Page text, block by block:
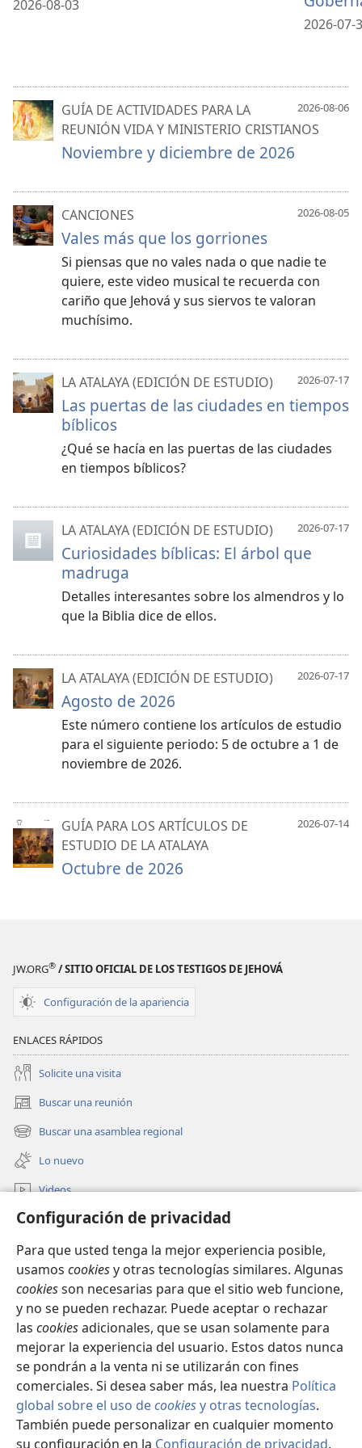
Configuración de privacidad
Para que usted tenga la mejor experiencia posible,
usamos cookiesy otras tecnologías similares. Algunas
cookiesson necesarias para que el sitio web funcione,
y no se pueden rechazar. Puede aceptar o rechazar
las cookiesadicionales, que se usan solamente para
mejorar la experiencia del usuario. Estos datos nunca
se pondrán a la venta ni se utilizarán con fines
comerciales. Si desea saber más, lea nuestra Política
global sobre el uso decookiesy otras tecnologías.
También puede personalizar en cualquier momento
su configuración en la Configuración de privacidad.
2026-08-03
2026-07-
2026-08-06
GUÍA DE ACTIVIDADES PARA LA
REUNIÓN VIDA Y MINISTERIO CRISTIANOS
Noviembre y diciembre de 2026
2026-08-05
CANCIONES
Vales más que los gorriones
Si piensas que no vales nada o que nadie te
quiere, este video musical te recuerda con
cariño que Jehová y sus siervos te valoran
muchísimo.
2026-07-17
LA ATALAYA (EDICIÓN DE ESTUDIO)
Las puertas de las ciudades en tiempos
bíblicos
¿Qué se hacía en las puertas de las ciudades
en tiempos bíblicos?
2026-07-17
LA ATALAYA (EDICIÓN DE ESTUDIO)
Curiosidades bíblicas: El árbol que
madruga
Detalles interesantes sobre los almendros y lo
que la Biblia dice de ellos.
2026-07-17
LA ATALAYA (EDICIÓN DE ESTUDIO)
Agosto de 2026
Este número contiene los artículos de estudio
para el siguiente periodo: 5 de octubre a 1 de
noviembre de 2026.
2026-07-14
GUÍA PARA LOS ARTÍCULOS DE
ESTUDIO DE LA ATALAYA
Octubre de 2026
JW.ORG® / SITIO OFICIAL DE LOS TESTIGOS DE JEHOVÁ
Configuración de la apariencia
ENLACES RÁPIDOS
Solicite una visita
Buscar una reunión
(abre
una
nueva
ventana)
Buscar una asamblea regional
(abre
una
nueva
ventana)
Lo nuevo
Videos
Buscar
Donaciones
(abre
nueva
ventana)
BIBLIOTECA EN LÍNEA Watchtower™
(abre
una
nueva
ventana)
JW Hub ®
(abre
una
nueva
ventana)
Copyright© 2026 Watch Tower Bible and Tract Society of Pennsylvania.
CONDICIONES DE USO|POLÍTICA DE PRIVACIDAD|